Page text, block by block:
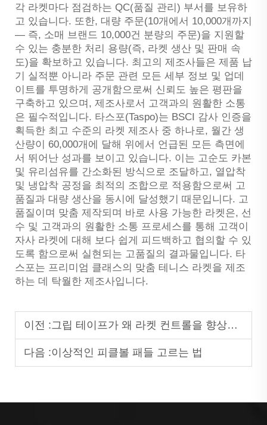
각 라켓마다 점검하는 QC(품질 관리) 부서를 보유하
고 있습니다. 또한, 대량 주문(10개에서 10,000개까지
— 즉, 소매 브랜드 10,000건 분량의 주문)을 지원할
수 있는 충분한 처리 용량(즉, 라켓 생산 및 판매 속
도)을 확보하고 있습니다. 최고의 제조사들은 제품 납
기 실적뿐 아니라 주문 관련 모든 세부 정보 및 업데
이트를 투명하게 공개함으로써 신뢰도 높은 평판을
구축하고 있으며, 제조사로서 고객과의 원활한 소통
은 필수적입니다. 타스포(Taspo)는 BSCI 감사 인증을
획득한 최고 수준의 라켓 제조사 중 하나로, 월간 생
산량이 60,000개에 달해 위에서 언급된 모든 측면에
서 뛰어난 성과를 보이고 있습니다. 이는 고순도 카본
및 유리섬유를 간소화된 방식으로 조달하고, 열압착
및 냉압착 공정을 최적의 조합으로 적용함으로써 고
품질과 대량 생산을 동시에 달성했기 때문입니다. 고
품질이며 맞춤 제작되며 바로 사용 가능한 라켓은, 선
수 및 고객과의 원활한 소통 프로세스를 통해 고객이
자사 라켓에 대해 보다 쉽게 피드백하고 협의할 수 있
도록 함으로써 실현되는 고품질의 결과물입니다. 타
스포는 프리미엄 클래스의 맞춤 테니스 라켓을 제조
하는 데 탁월한 제조사입니다.
이전 :그립 테이프가 왜 라켓 컨트롤을 향상시키는가?
다음 :이상적인 피클볼 패들 고르는 법